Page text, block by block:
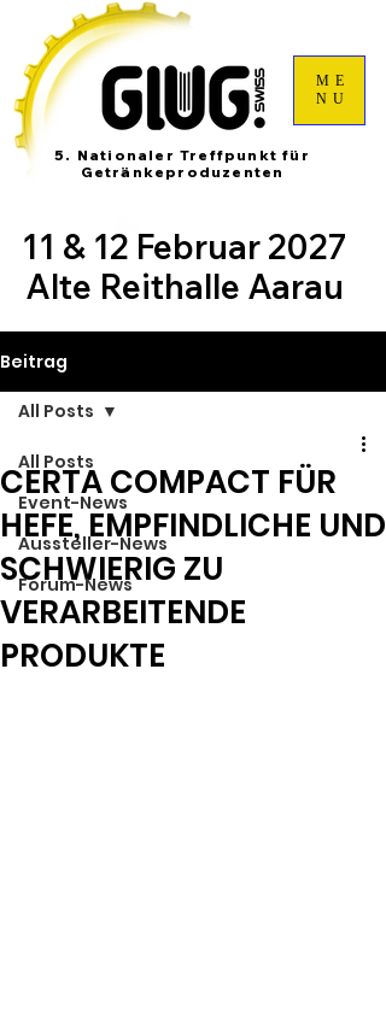
ME
NU
11 & 12 Februar 2027
Alte Reithalle Aarau
5. Nationaler Treffpunkt für
Getränkeproduzenten
Beitrag
All Posts
Event-News
Aussteller-News
Forum-News
All Posts
CERTA COMPACT FÜR
HEFE, EMPFINDLICHE UND
SCHWIERIG ZU
VERARBEITENDE
PRODUKTE